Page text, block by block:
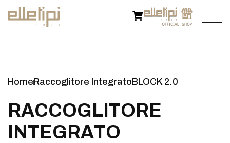
HomeRaccoglitore IntegratoBLOCK 2.0
RACCOG L TO R E
N T EG RATO